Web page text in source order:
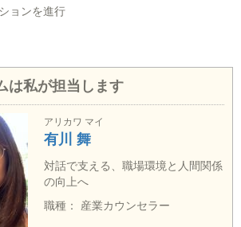
ョンを進行
は私が担当します
アリカワ マイ
有川 舞
対話で支える、職場環境と人間関係
の向上へ
職種： 産業カウンセラー